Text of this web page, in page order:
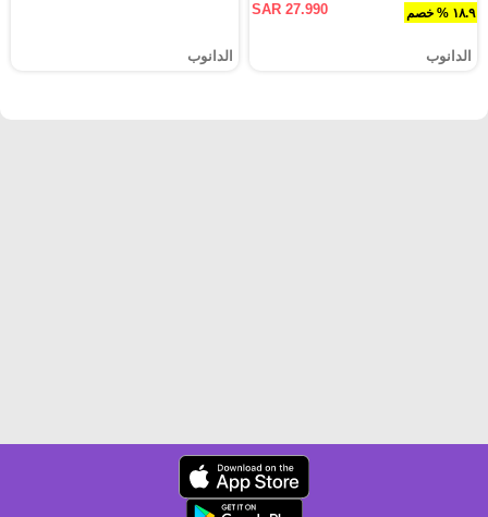
١٨.٩ % خصم SAR 27.990
الدانوب الدانوب